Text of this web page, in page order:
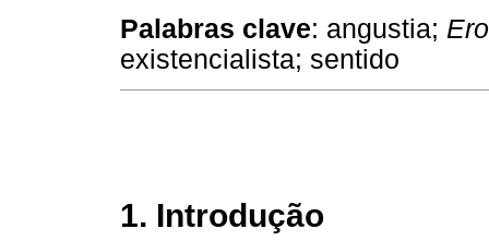
Palabras clave: angustia;
existencialista; sentido
1. Introdução